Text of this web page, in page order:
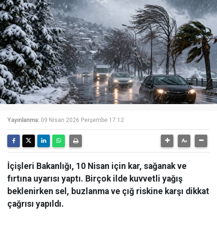
Yayınlanma: 09 Nisan 2026 Perşembe 17:12
İçişleri Bakanlığı, 10 Nisan için kar, sağanak ve
fırtına uyarısı yaptı. Birçok ilde kuvvetli yağış
beklenirken sel, buzlanma ve çığ riskine karşı dikkat
çağrısı yapıldı.